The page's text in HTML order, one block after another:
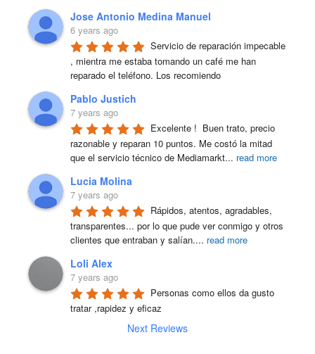
Jose Antonio Medina Manuel
6 years ago
Servicio de reparación impecable
, mientra me estaba tomando un café me han
reparado el teléfono. Los recomiendo
Pablo Justich
7 years ago
Excelente !  Buen trato, precio
razonable y reparan 10 puntos. Me costó la mitad
que el servicio técnico de Mediamarkt... read more
Lucia Molina
7 years ago
Rápidos, atentos, agradables,
transparentes... por lo que pude ver conmigo y otros
clientes que entraban y salían.... read more
Loli Alex
7 years ago
Personas como ellos da gusto
tratar ,rapidez y eficaz
Next Reviews